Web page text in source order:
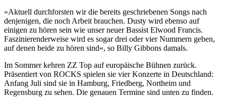
»Aktuell durchforsten wir die bereits geschriebenen Songs nach
denjenigen, die noch Arbeit brauchen. Dusty wird ebenso auf
einigen zu hören sein wie unser neuer Bassist Elwood Francis.
Faszinierenderweise wird es sogar drei oder vier Nummern geben,
auf denen beide zu hören sind«, so Billy Gibbons damals.
Im Sommer kehren ZZ Top auf europäische Bühnen zurück.
Präsentiert von ROCKS spielen sie vier Konzerte in Deutschland:
Anfang Juli sind sie in Hamburg, Friedberg, Northeim und
Regensburg zu sehen. Die genauen Termine sind unten zu finden.